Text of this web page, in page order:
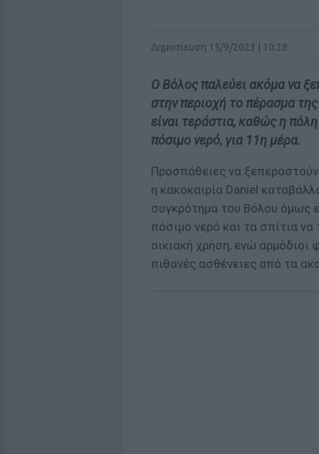
Δημοσίευση 15/9/2023 | 10:28
Ο Βόλος παλεύει ακόμα να
στην περιοχή το πέρασμα
είναι τεράστια, καθώς η
πόσιμο νερό, για 11η μέρα.
Προσπάθειες να
η κακοκαιρία Daniel
συγκρότημα του Βόλου όμως
πόσιμο νερό και τα σπίτια
οικιακή χρήση, ενώ αρμόδιοι
πιθανές ασθένειες από τα